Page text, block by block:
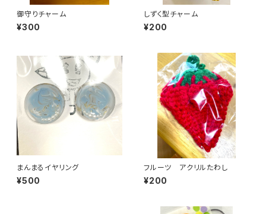
御守りチャーム
¥300
しずく型チャーム
¥200
まんまるイヤリング
¥500
フルーツ アクリルたわし
¥200